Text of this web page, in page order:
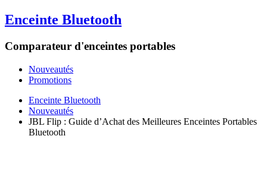
Enceinte Bluetooth
Comparateur d'enceintes portables
Nouveautés
Promotions
Enceinte Bluetooth
Nouveautés
JBL Flip : Guide d’Achat des Meilleures Enceintes Portables
Bluetooth